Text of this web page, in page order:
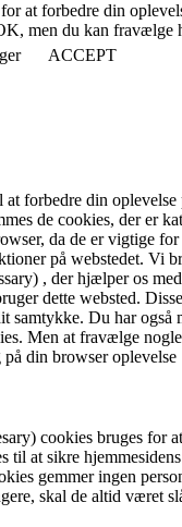
at forbedre din
men du kan fravælge
ACCEPT
forbedre din oplevelse
de cookies, der er
da de er vigtige
på webstedet. Vi
, der hjælper os
dette websted.
samtykke. Du har også
Men at fravælge
din browser oplevelse
cookies bruges for
til at sikre
gemmer ingen
skal de altid været